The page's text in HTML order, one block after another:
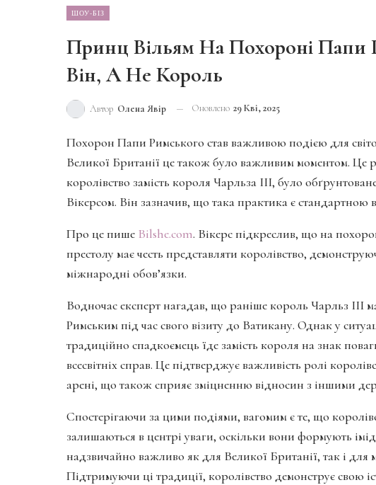
ШОУ-БІЗ
Принц Вільям На Похороні Папи
Він, А Не Король
Автор Олена Явір Оновлено 29 Кві, 2025
Похорон Папи Римського став важливою подією для
Великої Британії це також було важливим моментом. Це
королівство замість короля Чарльза III, було
Вікерсом. Він зазначив, що така практика є стандартною
Про це пише Bilshe.com. Вікерс підкреслив, що на
престолу має честь представляти королівство,
міжнародні обов’язки.
Водночас експерт нагадав, що раніше король Чарльз III
Римським під час свого візиту до Ватикану. Однак у
традиційно спадкоємець їде замість короля на знак
всесвітніх справ. Це підтверджує важливість ролі
арені, що також сприяє зміцненню відносин з іншими
Спостерігаючи за цими подіями, вагомим є те, що
залишаються в центрі уваги, оскільки вони формують
надзвичайно важливо як для Великої Британії, так і для
Підтримуючи ці традиції, королівство демонструє свою